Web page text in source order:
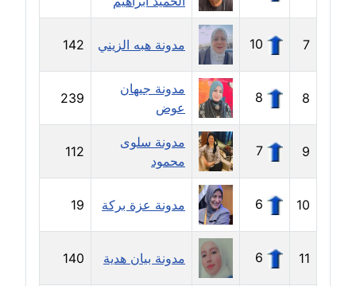
مدونة عبير مصطفى
عاملة
مدونة عزة الأمير
عاملة
مدونة عزة بركة
عاملة
مدونة عطا الله حسب الله
عاملة
مدونة عفاف حسين
7
10 مدونة هبه الزيني 142
8
8
مدونة جيهان
عوض
239
9
7
مدونة سلوى
محمود
112
10
6 مدونة عزة بركة 19
11
6 مدونة بيان هدية 140